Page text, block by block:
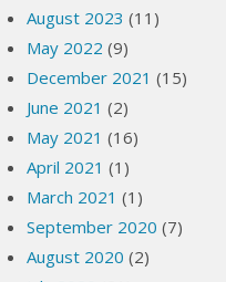
August 2023 (11)
May 2022 (9)
December 2021 (15)
June 2021 (2)
May 2021 (16)
April 2021 (1)
March 2021 (1)
September 2020 (7)
August 2020 (2)